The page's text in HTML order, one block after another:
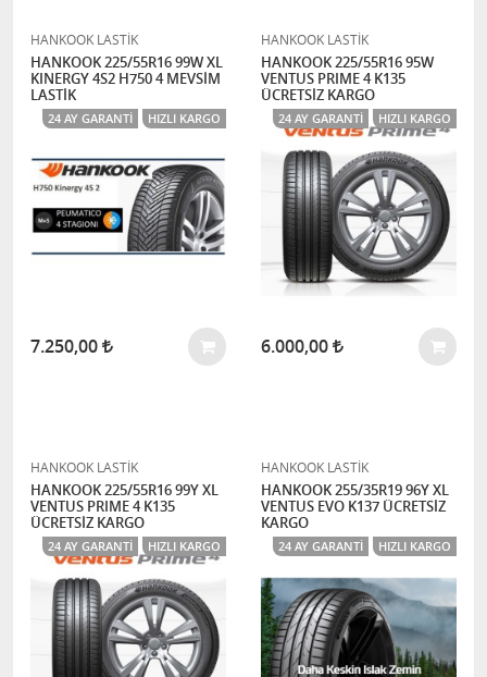
HANKOOK LASTİK
HANKOOK 225/55R16 99W XL
KINERGY 4S2 H750 4 MEVSİM
LASTİK
24 AY GARANTI HIZLI KARGO
7.250,00
HANKOOK LASTİK
HANKOOK 225/55R16 95W
VENTUS PRIME 4 K135
ÜCRETSİZ KARGO
24 AY GARANTI HIZLI KARGO
6.000,00
HANKOOK LASTİK
HANKOOK 225/55R16 99Y XL
VENTUS PRIME 4 K135
ÜCRETSİZ KARGO
24 AY GARANTI HIZLI KARGO
HANKOOK LASTİK
HANKOOK 255/35R19 96Y XL
VENTUS EVO K137 ÜCRETSİZ
KARGO
24 AY GARANTI HIZLI KARGO